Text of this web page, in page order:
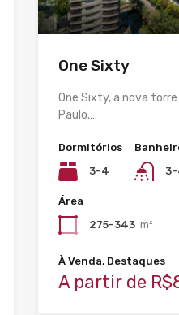
One Sixty
One Sixty, a nova torre
Paulo.…
Dormitórios
3-4
Área
275-343 m²
À Venda, Destaques
A partir de